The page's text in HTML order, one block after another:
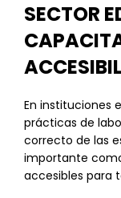
SECTOR
En instituciones
prácticas de
correcto de las
importante
accesibles para